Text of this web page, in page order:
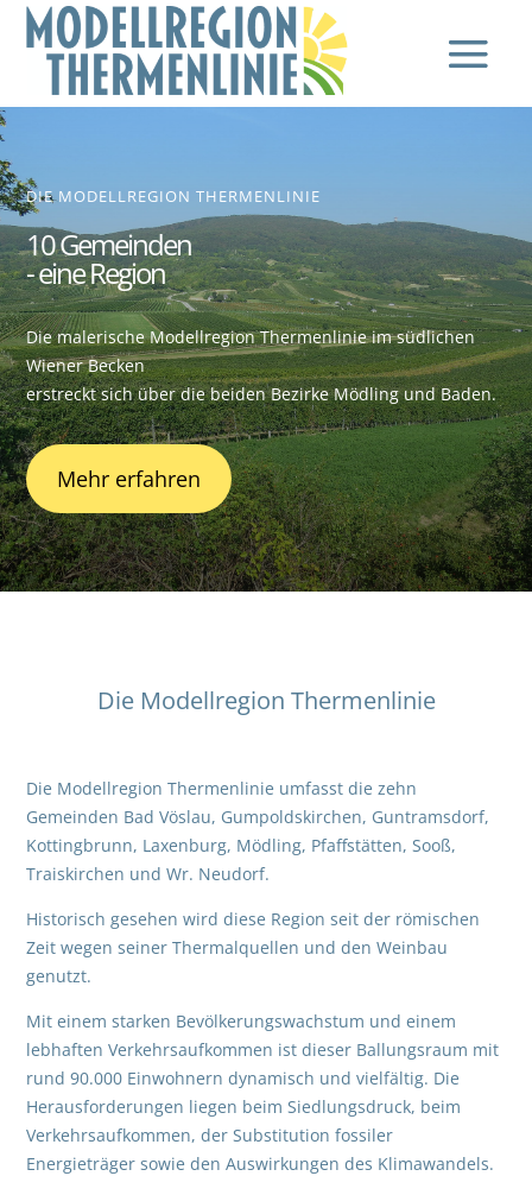
DIE MODELLREGION THERMENLINIE
10 Gemeinden
- eine Region
Die malerische Modellregion Thermenlinie im südlichen
Wiener Becken
erstreckt sich über die beiden Bezirke Mödling und Baden.
Mehr erfahren
Die Modellregion Thermenlinie
Die Modellregion Thermenlinie umfasst die zehn
Gemeinden Bad Vöslau, Gumpoldskirchen, Guntramsdorf,
Kottingbrunn, Laxenburg, Mödling, Pfaffstätten, Sooß,
Traiskirchen und Wr. Neudorf.
Historisch gesehen wird diese Region seit der römischen
Zeit wegen seiner Thermalquellen und den Weinbau
genutzt.
Mit einem starken Bevölkerungswachstum und einem
lebhaften Verkehrsaufkommen ist dieser Ballungsraum mit
rund 90.000 Einwohnern dynamisch und vielfältig. Die
Herausforderungen liegen beim Siedlungsdruck, beim
Verkehrsaufkommen, der Substitution fossiler
Energieträger sowie den Auswirkungen des Klimawandels.